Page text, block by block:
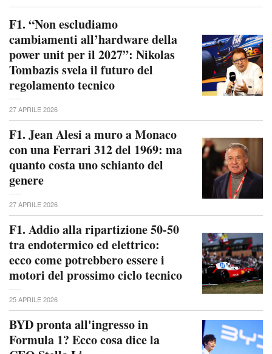
F1. “Non escludiamo
cambiamenti all’hardware della
power unit per il 2027”: Nikolas
Tombazis svela il futuro del
regolamento tecnico
27 APRILE 2026
F1. Jean Alesi a muro a Monaco
con una Ferrari 312 del 1969: ma
quanto costa uno schianto del
genere
27 APRILE 2026
F1. Addio alla ripartizione 50-50
tra endotermico ed elettrico:
ecco come potrebbero essere i
motori del prossimo ciclo tecnico
25 APRILE 2026
BYD pronta all'ingresso in
Formula 1? Ecco cosa dice la